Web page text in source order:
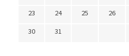
23
24 25 26
30
31